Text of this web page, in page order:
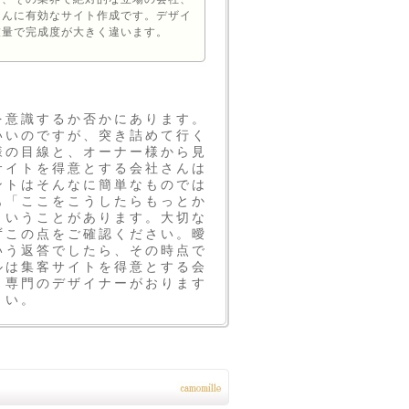
に有効なサイト作成です。デザイ
で完成度が大きく違います。
識するか否かにあります。
のですが、突き詰めて行く
目線と、オーナー様から見
トを得意とする会社さんは
はそんなに簡単なものでは
ここをこうしたらもっとか
うことがあります。大切な
の点をご確認ください。曖
返答でしたら、その時点で
集客サイトを得意とする会
門のデザイナーがおります
。